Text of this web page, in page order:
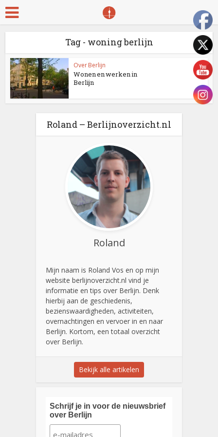
Tag - woning berlijn
Over Berlijn
Wonen en werken in
Berlijn
Roland – Berlijnoverzicht.nl
Roland
Mijn naam is Roland Vos en op mijn
website berlijnoverzicht.nl vind je
informatie en tips over Berlijn. Denk
hierbij aan de geschiedenis,
bezienswaardigheden, activiteiten,
overnachtingen en vervoer in en naar
Berlijn. Kortom, een totaal overzicht
over Berlijn.
Bekijk alle artikelen
Schrijf je in voor de nieuwsbrief
over Berlijn